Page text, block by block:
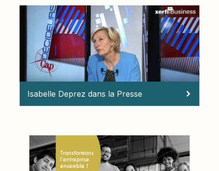
Isabelle Deprez dans la Presse